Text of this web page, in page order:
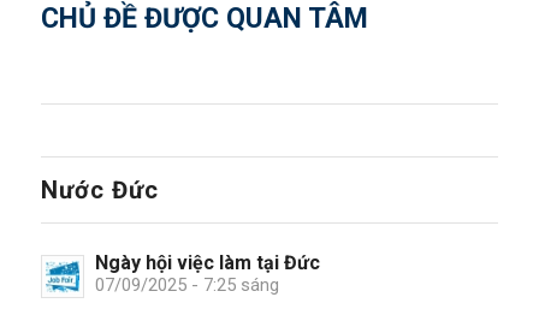
CHỦ ĐỀ ĐƯỢC QUAN TÂM
Nước Đức
Ngày hội việc làm tại Đức
07/09/2025 - 7:25 sáng